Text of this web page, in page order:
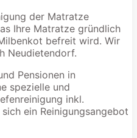
der Matratze
Ihre Matratze gründlich
befreit wird. Wir
Neudietendorf.
Pensionen in
spezielle und
inkl.
ein Reinigungsangebot